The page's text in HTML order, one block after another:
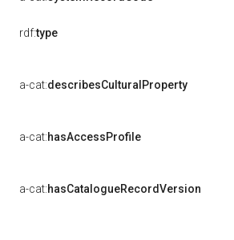
rdf:type
a-cat:describesCulturalProperty
a-cat:hasAccessProfile
a-cat:hasCatalogueRecordVersion